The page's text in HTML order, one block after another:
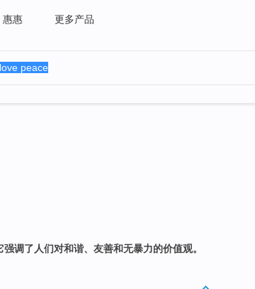
惠惠 更多产品
调了人们对和谐、友善和无暴力的价值观。